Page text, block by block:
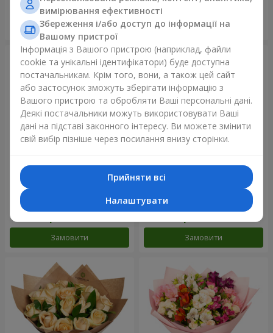
Замовити Замовити
Букет в упаковці "21
червона троянда!"
2 199 грн
Замовити
Авторський букет "11 білих
1 221 грн
Замовити
вимірювання ефективності
Збереження і/або доступ до інформації на
Вашому пристрої
Інформація з Вашого пристрою (наприклад, файли
cookie та унікальні ідентифікатори) буде доступна
постачальникам. Крім того, вони, а також цей сайт
або застосунок зможуть зберігати інформацію з
Вашого пристрою та обробляти Ваші персональні дані.
Деякі постачальники можуть використовувати Ваші
дані на підставі законного інтересу. Ви можете змінити
свій вибір пізніше через посилання внизу сторінки.
Прийняти всі
Налаштувати